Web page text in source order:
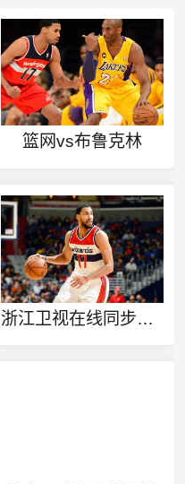
篮网vs布鲁克林
浙江卫视在线同步直播